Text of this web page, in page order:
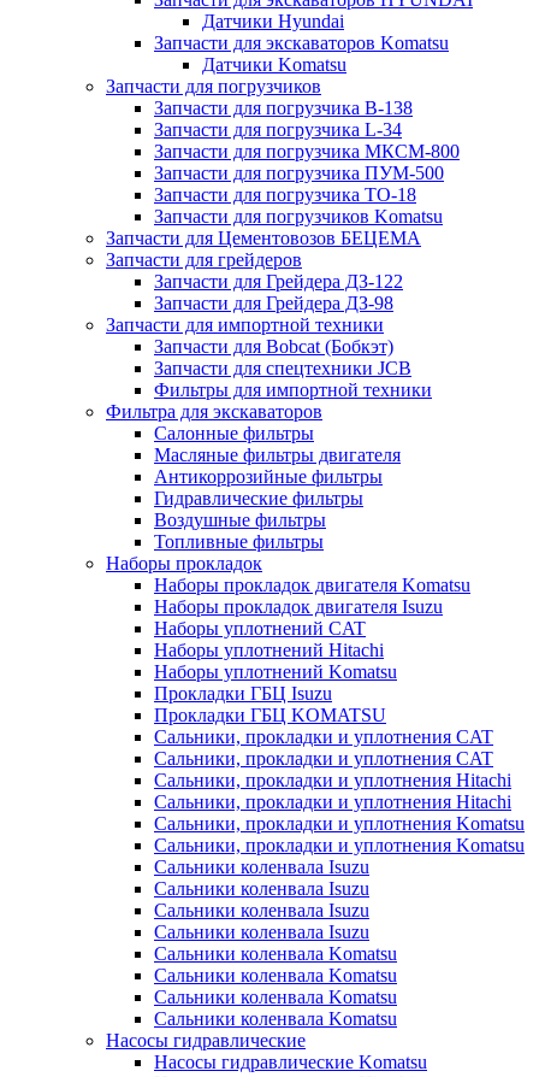
Датчики Hyundai
Запчасти для экскаваторов Komatsu
Датчики Komatsu
Запчасти для погрузчиков
Запчасти для погрузчика B-138
Запчасти для погрузчика L-34
Запчасти для погрузчика МКСМ-800
Запчасти для погрузчика ПУМ-500
Запчасти для погрузчика ТО-18
Запчасти для погрузчиков Komatsu
Запчасти для Цементовозов БЕЦЕМА
Запчасти для грейдеров
Запчасти для Грейдера ДЗ-122
Запчасти для Грейдера ДЗ-98
Запчасти для импортной техники
Запчасти для Bobcat (Бобкэт)
Запчасти для спецтехники JCB
Фильтры для импортной техники
Фильтра для экскаваторов
Салонные фильтры
Масляные фильтры двигателя
Антикоррозийные фильтры
Гидравлические фильтры
Воздушные фильтры
Топливные фильтры
Наборы прокладок
Наборы прокладок двигателя Komatsu
Наборы прокладок двигателя Isuzu
Наборы уплотнений CAT
Наборы уплотнений Hitachi
Наборы уплотнений Komatsu
Прокладки ГБЦ Isuzu
Прокладки ГБЦ KOMATSU
Сальники, прокладки и уплотнения CAT
Сальники, прокладки и уплотнения CAT
Сальники, прокладки и уплотнения Hitachi
Сальники, прокладки и уплотнения Hitachi
Сальники, прокладки и уплотнения Komatsu
Сальники, прокладки и уплотнения Komatsu
Сальники коленвала Isuzu
Сальники коленвала Isuzu
Сальники коленвала Isuzu
Сальники коленвала Isuzu
Сальники коленвала Komatsu
Сальники коленвала Komatsu
Сальники коленвала Komatsu
Сальники коленвала Komatsu
Насосы гидравлические
Насосы гидравлические Komatsu